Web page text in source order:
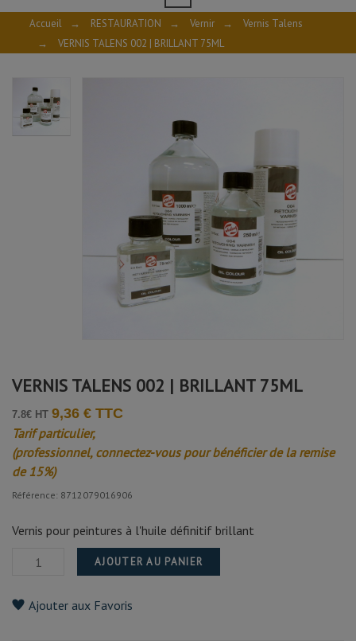
Accueil → RESTAURATION → Vernir →
Vernis Talens
→
VERNIS TALENS 002 | BRILLANT 75ML
VERNIS TALENS 002 | BRILLANT 75ML
7.8€ HT 9,36 € TTC
Tarif particulier,
(professionnel, connectez-vous pour bénéficier de la remise
de 15%)
Référence: 8712079016906
Vernis pour peintures à l'huile définitif brillant
AJOUTER AU PANIER
Ajouter aux Favoris